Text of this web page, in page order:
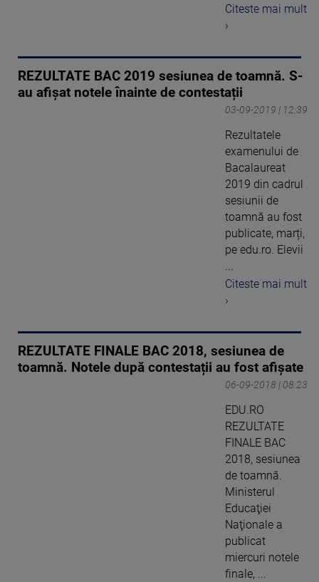
Citeste mai mult
›
REZULTATE BAC 2019 sesiunea de toamnă. S-
au afișat notele înainte de contestații
03-09-2019 | 12:39
Rezultatele
examenului de
Bacalaureat
2019 din cadrul
sesiunii de
toamnă au fost
publicate, marți,
pe edu.ro. Elevii
...
Citeste mai mult
›
REZULTATE FINALE BAC 2018, sesiunea de
toamnă. Notele după contestații au fost afișate
06-09-2018 | 08:23
EDU.RO
REZULTATE
FINALE BAC
2018, sesiunea
de toamnă.
Ministerul
Educaţiei
Naţionale a
publicat
miercuri notele
finale, ...